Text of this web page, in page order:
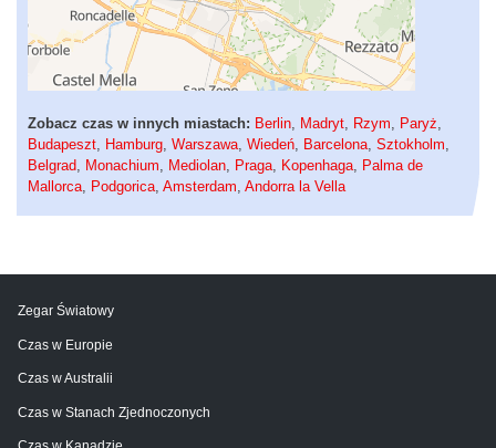
Zobacz czas w innych miastach: Berlin Madryt Rzym Paryż
Budapeszt
Hamburg Warszawa Wiedeń Barcelona Sztokholm
Belgrad
Monachium Mediolan Praga Kopenhaga
Palma de
Mallorca
Podgorica Amsterdam Andorra la Vella
Zegar Światowy
Czas w Europie
Czas w Australii
Czas w Stanach Zjednoczonych